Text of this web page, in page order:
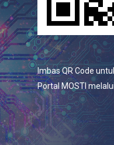
Imbas QR Code
Portal MOSTI